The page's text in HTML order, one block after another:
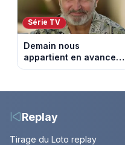
Série TV
Demain nous
appartient en avance:
Alex révèle son lourd
août 2026.
Replay
Tirage du Loto replay